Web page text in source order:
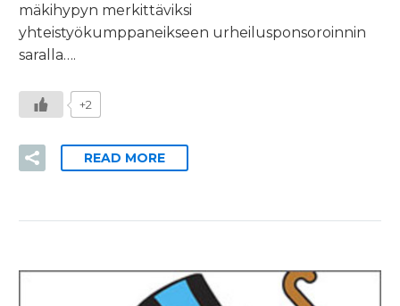
mäkihypyn merkittäviksi
yhteistyökumppaneikseen urheilusponsoroinnin
saralla….
+2
READ MORE